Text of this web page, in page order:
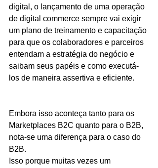
digital, o lançamento de uma operação
de digital commerce sempre vai exigir
um plano de treinamento e capacitação
para que os colaboradores e parceiros
entendam a estratégia do negócio e
saibam seus papéis e como executá-
los de maneira assertiva e eficiente.
Embora isso aconteça tanto para os
Marketplaces B2C quanto para o B2B,
nota-se uma diferença para o caso do
B2B.
Isso porque muitas vezes um